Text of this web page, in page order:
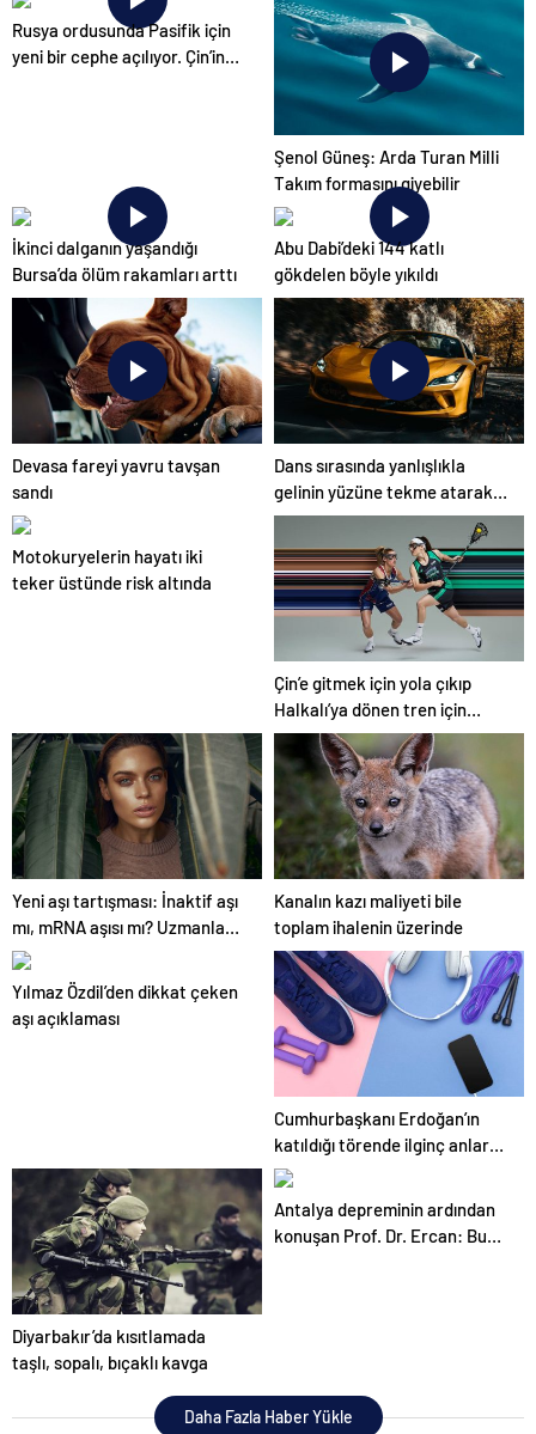
Rusya ordusunda Pasifik için
yeni bir cephe açılıyor. Çin’in
Şenol Güneş: Arda Turan Milli
Takım formasını giyebilir
İkinci dalganın yaşandığı
Bursa’da ölüm rakamları arttı
Abu Dabi’deki 144 katlı
gökdelen böyle yıkıldı
Devasa fareyi yavru tavşan
sandı
Dans sırasında yanlışlıkla
gelinin yüzüne tekme atarak
düğünü mahvetti
Motokuryelerin hayatı iki
teker üstünde risk altında
Çin’e gitmek için yola çıkıp
Halkalı’ya dönen tren için
açıklama
Yeni aşı tartışması: İnaktif aşı
mı, mRNA aşısı mı? Uzmanlar
yanıtladı…
Kanalın kazı maliyeti bile
toplam ihalenin üzerinde
Yılmaz Özdil’den dikkat çeken
aşı açıklaması
Cumhurbaşkanı Erdoğan’ın
katıldığı törende ilginç anlar…
Diyarbakır’da kısıtlamada
taşlı, sopalı, bıçaklı kavga
Antalya depreminin ardından
konuşan Prof. Dr. Ercan: Bu
Daha Fazla Haber Yükle